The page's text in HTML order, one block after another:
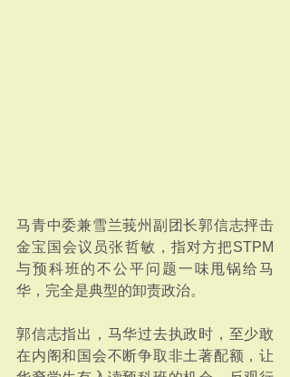
马青中委兼雪兰莪州副团长郭信志抨击
金宝国会议员张哲敏，指对方把STPM
与预科班的不公平问题一味甩锅给马
华，完全是典型的卸责政治。
郭信志指出，马华过去执政时，至少敢
在内阁和国会不断争取非土著配额，让